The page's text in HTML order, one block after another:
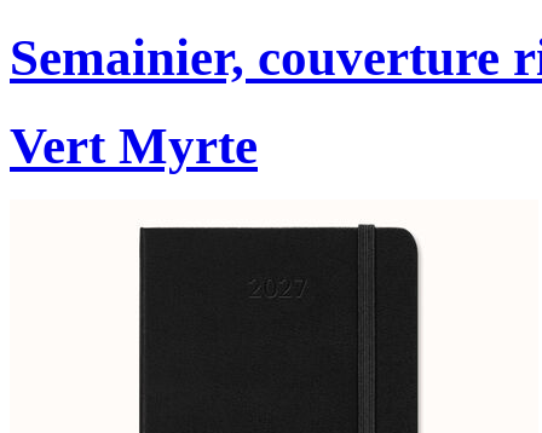
Semainier, couverture
Vert Myrte